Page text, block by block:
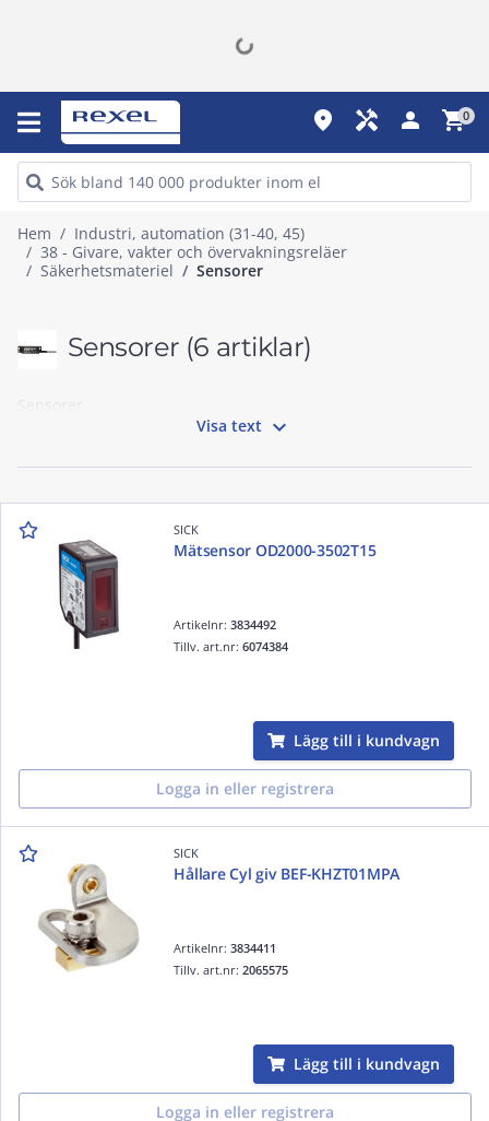
place handyman person shopping_cart0
Hem
Industri, automation (31-40, 45)
38 - Givare, vakter och övervakningsreläer
Säkerhetsmateriel
Sensorer
Sensorer (6 artiklar)
Sensorer
Visa text 
SICK
Mätsensor OD2000-3502T15
Artikelnr:3834492
Tillv. art.nr:6074384
Lägg till i kundvagn
Logga in eller registrera
SICK
Hållare Cyl giv BEF-KHZT01MPA
Artikelnr:3834411
Tillv. art.nr:2065575
Lägg till i kundvagn
Logga in eller registrera